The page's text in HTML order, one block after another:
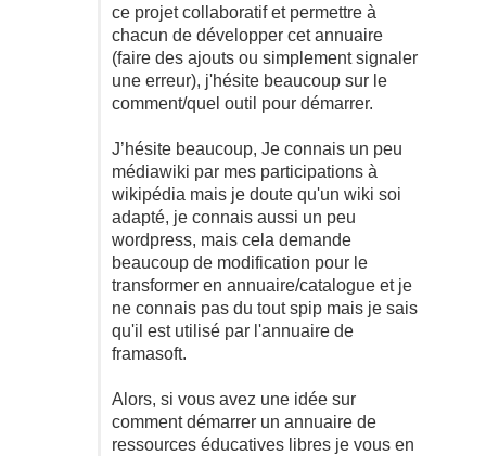
ce projet collaboratif et permettre à
chacun de développer cet annuaire
(faire des ajouts ou simplement signaler
une erreur), j'hésite beaucoup sur le
comment/quel outil pour démarrer.
J’hésite beaucoup, Je connais un peu
médiawiki par mes participations à
wikipédia mais je doute qu'un wiki soi
adapté, je connais aussi un peu
wordpress, mais cela demande
beaucoup de modification pour le
transformer en annuaire/catalogue et je
ne connais pas du tout spip mais je sais
qu'il est utilisé par l'annuaire de
framasoft.
Alors, si vous avez une idée sur
comment démarrer un annuaire de
ressources éducatives libres je vous en